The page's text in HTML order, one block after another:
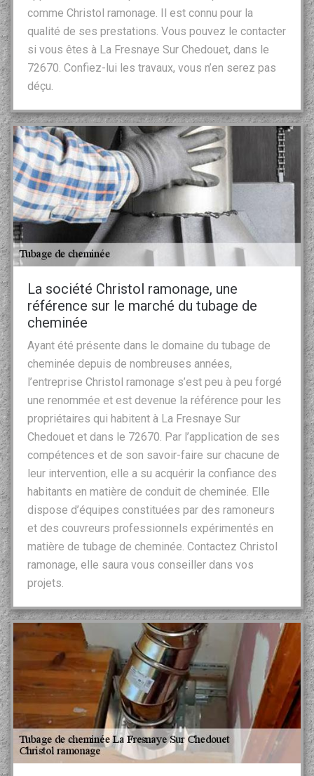
comme Christol ramonage. Il est connu pour la
qualité de ses prestations. Vous pouvez le contacter
si vous êtes à La Fresnaye Sur Chedouet, dans le
72670. Confiez-lui les travaux, vous n’en serez pas
déçu.
La société Christol ramonage, une
référence sur le marché du tubage de
cheminée
Ayant été présente dans le domaine du tubage de
cheminée depuis de nombreuses années,
l’entreprise Christol ramonage s’est peu à peu forgé
une renommée et est devenue la référence pour les
propriétaires qui habitent à La Fresnaye Sur
Chedouet et dans le 72670. Par l’application de ses
compétences et de son savoir-faire sur chacune de
leur intervention, elle a su acquérir la confiance des
habitants en matière de conduit de cheminée. Elle
dispose d’équipes constituées par des ramoneurs
et des couvreurs professionnels expérimentés en
matière de tubage de cheminée. Contactez Christol
ramonage, elle saura vous conseiller dans vos
projets.